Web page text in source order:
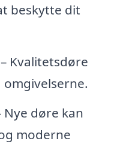
beskytte dit
Kvalitetsdøre
døre kan
moderne